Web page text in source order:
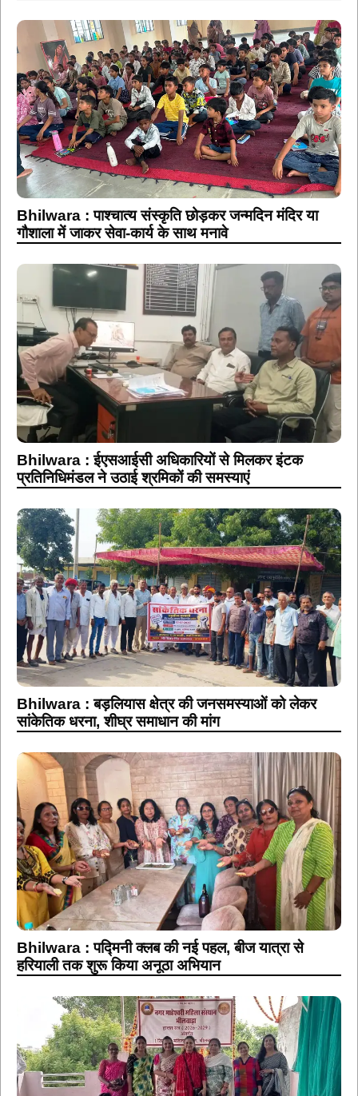
Bhilwara : पाश्चात्य संस्कृति छोड़कर जन्मदिन मंदिर या
गौशाला में जाकर सेवा-कार्य के साथ मनावे
Bhilwara : ईएसआईसी अधिकारियों से मिलकर इंटक
प्रतिनिधिमंडल ने उठाई श्रमिकों की समस्याएं
Bhilwara : बड़लियास क्षेत्र की जनसमस्याओं को लेकर
सांकेतिक धरना, शीघ्र समाधान की मांग
Bhilwara : पद्मिनी क्लब की नई पहल, बीज यात्रा से
हरियाली तक शुरू किया अनूठा अभियान